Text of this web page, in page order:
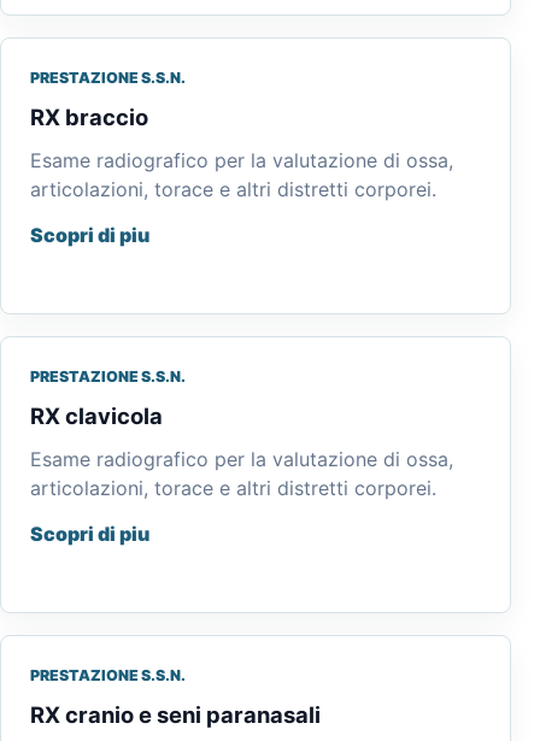
PRESTAZIONE S.S.N.
RX braccio
Esame radiografico per la valutazione di ossa,
articolazioni, torace e altri distretti corporei.
Scopri di piu
PRESTAZIONE S.S.N.
RX clavicola
Esame radiografico per la valutazione di ossa,
articolazioni, torace e altri distretti corporei.
Scopri di piu
PRESTAZIONE S.S.N.
RX cranio e seni paranasali